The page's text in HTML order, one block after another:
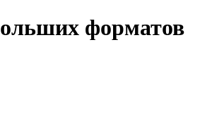
форматов